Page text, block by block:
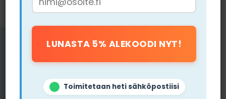
Toimitetaan heti sähköpostiisi